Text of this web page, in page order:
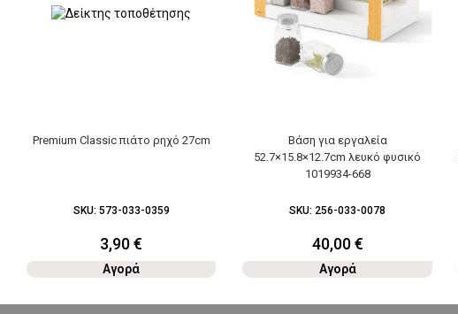
Premium Classic πιάτο ρηχό 27cm
SKU: 573-033-0359
3,90€
Αγορά
Βάση για εργαλεία
52.7×15.8×12.7cm λευκό φυσικό
1019934-668
SKU: 256-033-0078
40,00€
Αγορά